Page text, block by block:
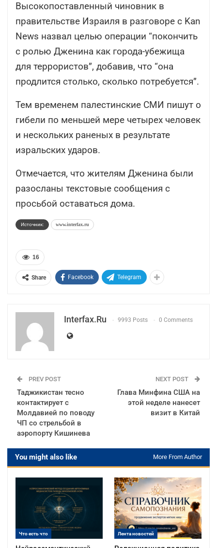
Высокопоставленный чиновник в
правительстве Израиля в разговоре с Kan
News назвал целью операции “покончить
с ролью Дженина как города-убежища
для террористов”, добавив, что “она
продлится столько, сколько потребуется”.
Тем временем палестинские СМИ пишут о
гибели по меньшей мере четырех человек
и нескольких раненых в результате
изральских ударов.
Отмечается, что жителям Дженина были
разосланы текстовые сообщения с
просьбой оставаться дома.
Источник: www.interfax.ru
16
Share Facebook Telegram
Interfax.ru 9993 Posts 0 Comments
PREV POST
Таджикистан тесно
контактирует с
Молдавией по поводу
ЧП со стрельбой в
аэропорту Кишинева
NEXT POST
Глава Минфина США на
этой неделе нанесет
визит в Китай
You might also like More From Author
Что есть что Лента новостей